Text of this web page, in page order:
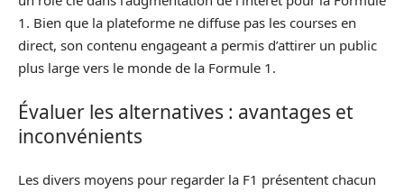
1. Bien que la plateforme ne diffuse pas les courses en
direct, son contenu engageant a permis d’attirer un public
plus large vers le monde de la Formule 1.
Évaluer les alternatives : avantages et
inconvénients
Les divers moyens pour regarder la F1 présentent chacun